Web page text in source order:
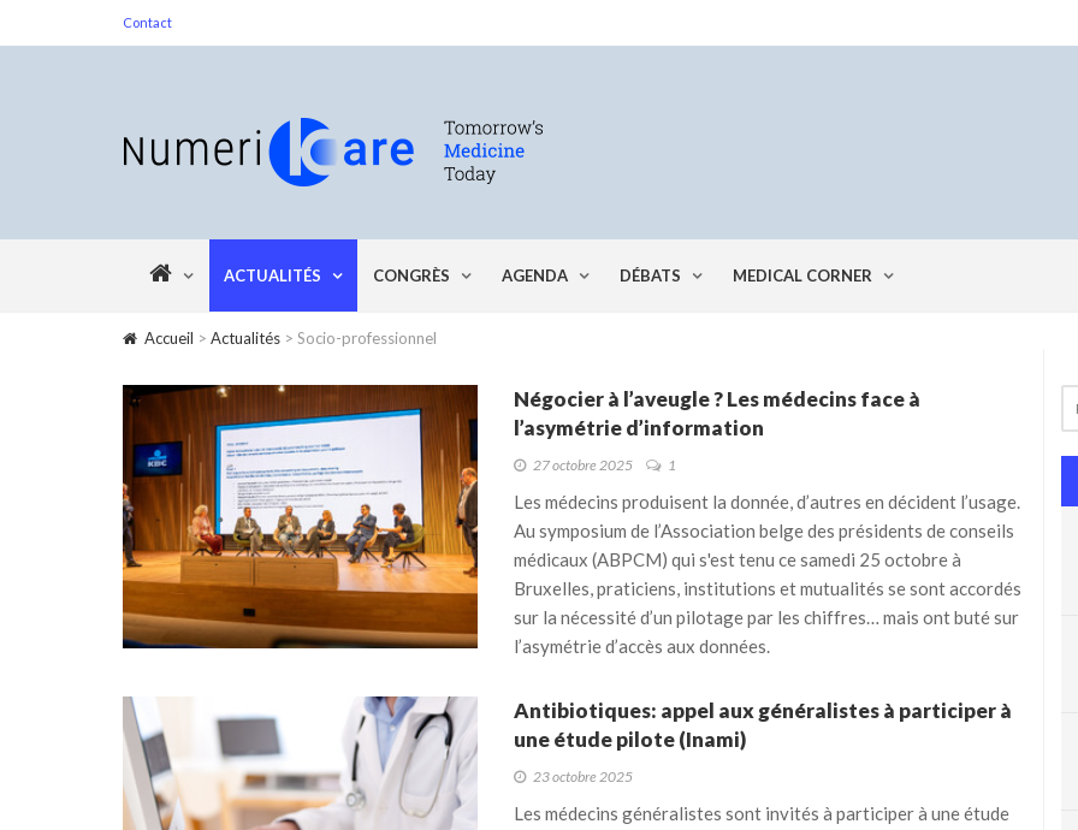
Contact
ACTUALITÉS CONGRÈS AGENDA DÉBATS MEDICAL CORNER
Accueil > Actualités > Socio-professionnel
Négocier à l’aveugle ? Les médecins face à
l’asymétrie d’information
27 octobre 2025 1
Les médecins produisent la donnée, d’autres en décident l’usage.
Au symposium de l’Association belge des présidents de conseils
médicaux (ABPCM) qui s'est tenu ce samedi 25 octobre à
Bruxelles, praticiens, institutions et mutualités se sont accordés
sur la nécessité d’un pilotage par les chiffres… mais ont buté sur
l’asymétrie d’accès aux données.
Antibiotiques: appel aux généralistes à participer à
une étude pilote (Inami)
23 octobre 2025
Les médecins généralistes sont invités à participer à une étude